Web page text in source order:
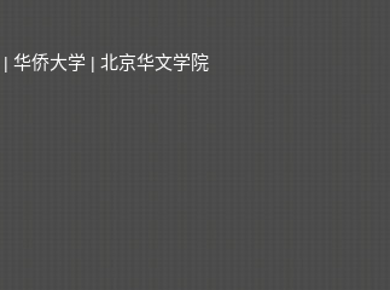
| 华侨大学 | 北京华文学院